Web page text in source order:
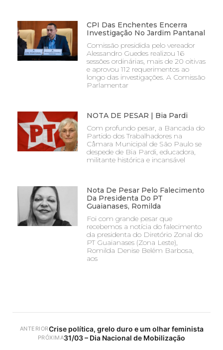
CPI Das Enchentes Encerra
Investigação No Jardim Pantanal
Comissão presidida pelo vereador
Alessandro Guedes realizou 16
sessões ordinárias, mais de 20 oitivas
e aprovou 112 requerimentos ao
longo das investigações. A Comissão
Parlamentar
NOTA DE PESAR | Bia Pardi
Com profundo pesar, a Bancada do
Partido dos Trabalhadores na
Câmara Municipal de São Paulo se
despede de Bia Pardi, educadora,
militante histórica e incansável
Nota De Pesar Pelo Falecimento
Da Presidenta Do PT
Guaianases, Romilda
Foi com grande pesar que
recebemos a notícia do falecimento
da presidenta do Diretório Zonal do
PT Guaianases (Zona Leste),
Romilda Denise Belém Barbosa,
aos
ANTERIORCrise política, grelo duro e um olhar feminista
PRÓXIMA31/03 – Dia Nacional de Mobilização